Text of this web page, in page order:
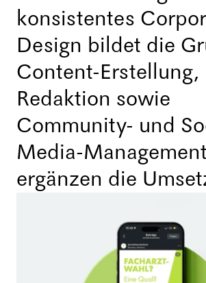
konsistentes
Design bildet die
Content-Erstellung,
Redaktion sowie
Community- und
Media-Management
ergänzen die